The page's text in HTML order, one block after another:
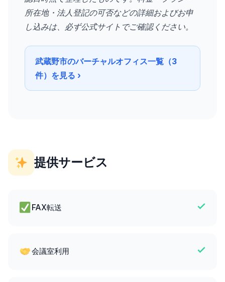
所在地・法人登記の可否などの詳細およびお申
し込みは、必ず公式サイトでご確認ください。
武蔵野市のバーチャルオフィス一覧（3
件）を見る ›
提供サービス
FAX転送
会議室利用